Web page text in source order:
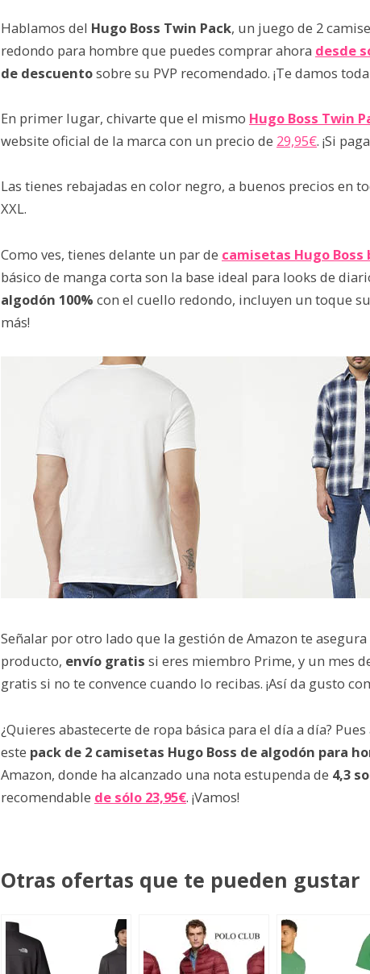
Hablamos del Hugo Boss Twin Pack, un juego de 2
redondo para hombre que puedes comprar ahora desde
de descuentosobre su PVP recomendado. ¡Te damos
En primer lugar, chivarte que el mismo Hugo Boss Twin
website oficial de la marca con un precio de 29,95€. ¡Si
Las tienes rebajadas en color negro, a buenos precios en
XXL.
Como ves, tienes delante un par de camisetas Hugo Boss
básico de manga corta son la base ideal para looks de
algodón 100% con el cuello redondo, incluyen un toque
más!
Señalar por otro lado que la gestión de Amazon te
producto, envío gratis si eres miembro Prime, y un mes
gratis si no te convence cuando lo recibas. ¡Así da gusto
¿Quieres abastecerte de ropa básica para el día a día?
este pack de 2 camisetas Hugo Boss de algodón para
Amazon, donde ha alcanzado una nota estupenda de 4,3
recomendable de sólo 23,95€. ¡Vamos!
Otras ofertas que te pueden gustar